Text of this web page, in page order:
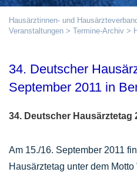
Hausärztinnen- und
Veranstaltungen > Termine-Archiv >
34. Deutscher
September 2011 in
34. Deutscher Hausärztetag
Am 15./16. September 2011
Hausärztetag unter dem